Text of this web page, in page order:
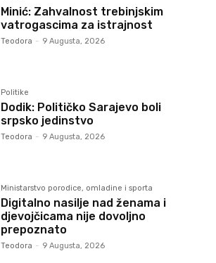
Minić: Zahvalnost trebinjskim
vatrogascima za istrajnost
Teodora - 9 Augusta, 2026
Politike
Dodik: Političko Sarajevo boli
srpsko jedinstvo
Teodora - 9 Augusta, 2026
Ministarstvo porodice, omladine i sporta
Digitalno nasilje nad ženama i
djevojčicama nije dovoljno
prepoznato
Teodora - 9 Augusta, 2026